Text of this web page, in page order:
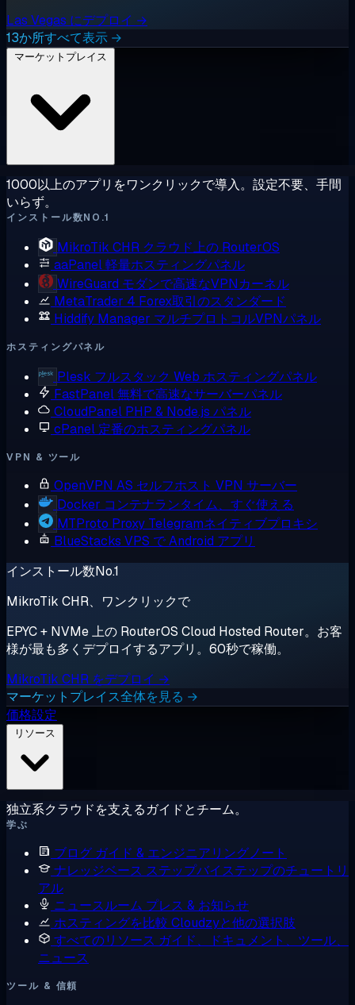
Las Vegas にデプロイ →
13か所すべて表示 →
1000以上のアプリをワンクリックで導入。設定不要、手間
いらず。
インストール数NO.1
MikroTik CHR クラウド上の RouterOS
aaPanel軽量ホスティングパネル
WireGuard モダンで高速なVPNカーネル
MetaTrader 4 Forex取引のスタンダード
Hiddify Manager マルチプロトコルVPNパネル
ホスティングパネル
Plesk フルスタック Web ホスティングパネル
FastPanel無料で高速なサーバーパネル
CloudPanel PHP & Node.js パネル
cPanel 定番のホスティングパネル
VPN & ツール
OpenVPN AS セルフホスト VPN サーバー
Docker コンテナランタイム、すぐ使える
MTProto Proxy Telegramネイティブプロキシ
BlueStacks VPS で Android アプリ
インストール数No.1
MikroTik CHR、ワンクリックで
EPYC + NVMe 上の RouterOS Cloud Hosted Router。お客
様が最も多くデプロイするアプリ。60秒で稼働。
MikroTik CHR をデプロイ →
マーケットプレイス全体を見る →
価格設定
独立系クラウドを支えるガイドとチーム。
学ぶ
ブログ ガイド & エンジニアリングノート
ナレッジベース ステップバイステップのチュートリ
アル
ニュースルーム プレス & お知らせ
ホスティングを比較 Cloudzyと他の選択肢
すべてのリソース ガイド、ドキュメント、ツール、
ニュース
ツール & 信頼